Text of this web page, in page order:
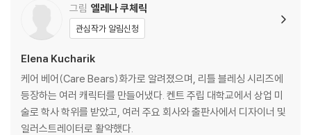
그림 엘레나 쿠체릭
관심작가 알림신청
Elena Kucharik
케어 베어(Care Bears)화가로 알려졌으며, 리틀 블레싱 시리즈에
등장하는 여러 캐릭터를 만들어냈다. 켄트 주립 대학교에서 상업 미
술로 학사 학위를 받았고, 여러 주요 회사와 출판사에서 디자이너 및
일러스트레이터로 활약했다.